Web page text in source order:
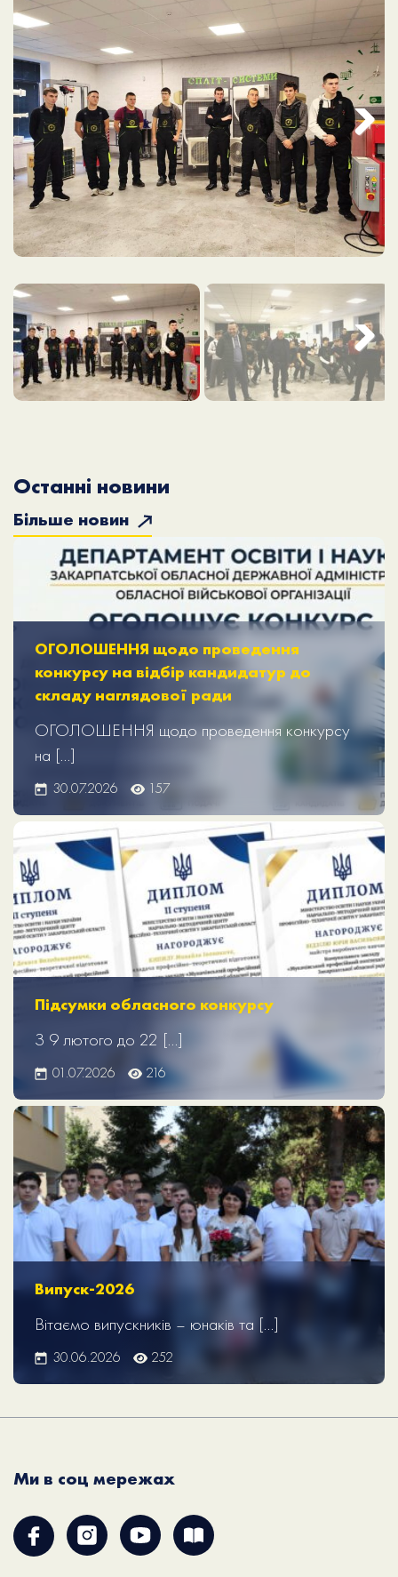
Next
Next
Останні новини
Більше новин
ОГОЛОШЕННЯ щодо проведення
конкурсу на відбір кандидатур до
складу наглядової ради
ОГОЛОШЕННЯ щодо проведення конкурсу
на […]
30.07.2026 157
Підсумки обласного конкурсу
З 9 лютого до 22 […]
01.07.2026 216
Випуск-2026
Вітаємо випускників – юнаків та […]
30.06.2026 252
Ми в соц мережах